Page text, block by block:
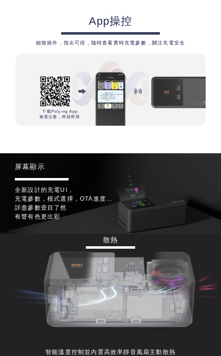
App操控
細致操作，指尖可得，隨時查看實時充電參數，關注充電安全
下載Polying App
無需注冊，即裝即用
屏幕顯示
全新設計的充電UI，
充電參數，模式選擇，OTA進度…
詳盡參數壹目了然
有聲有色更出彩
散熱
智能溫度控制並內置高效率靜音風扇主動散熱